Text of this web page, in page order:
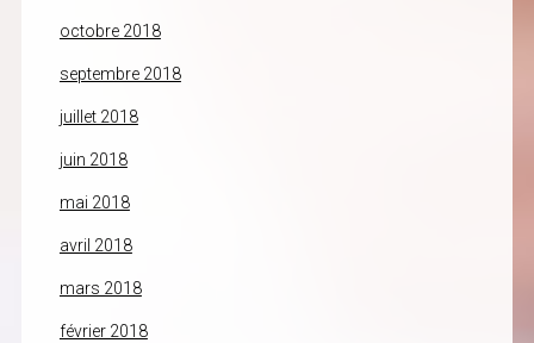
octobre 2018
septembre 2018
juillet 2018
juin 2018
mai 2018
avril 2018
mars 2018
février 2018